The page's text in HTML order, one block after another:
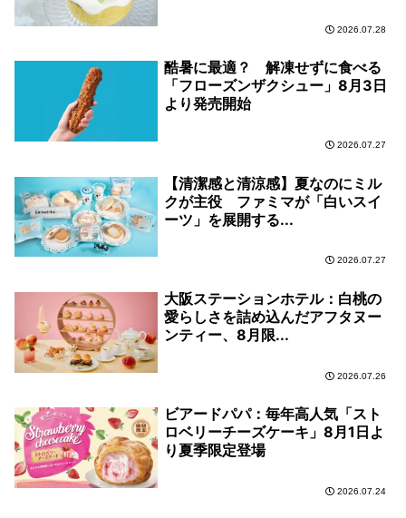
2026.07.28
酷暑に最適？ 解凍せずに食べる
「フローズンザクシュー」8月3日
より発売開始
2026.07.27
【清潔感と清涼感】夏なのにミル
クが主役 ファミマが「白いスイ
ーツ」を展開する...
2026.07.27
大阪ステーションホテル：白桃の
愛らしさを詰め込んだアフタヌー
ンティー、8月限...
2026.07.26
ビアードパパ：毎年高人気「スト
ロベリーチーズケーキ」8月1日よ
り夏季限定登場
2026.07.24